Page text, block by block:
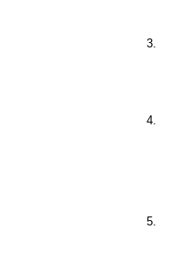
3.
4.
5.